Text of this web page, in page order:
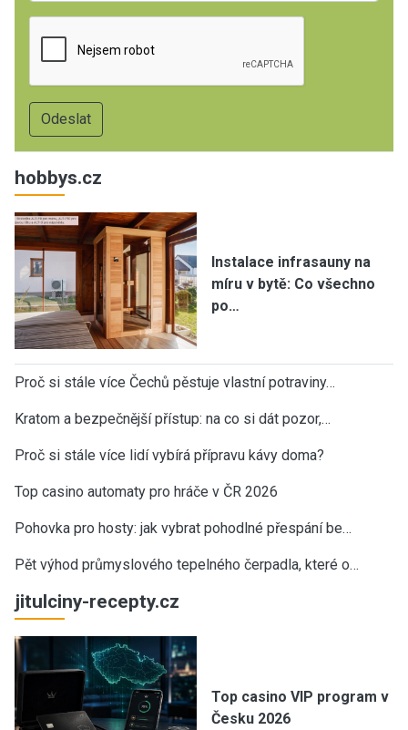
hobbys.cz
Instalace infrasauny na
míru v bytě: Co všechno
po…
Proč si stále více Čechů pěstuje vlastní potraviny…
Kratom a bezpečnější přístup: na co si dát pozor,…
Proč si stále více lidí vybírá přípravu kávy doma?
Top casino automaty pro hráče v ČR 2026
Pohovka pro hosty: jak vybrat pohodlné přespání be…
Pět výhod průmyslového tepelného čerpadla, které o…
jitulciny-recepty.cz
Top casino VIP program v
Česku 2026